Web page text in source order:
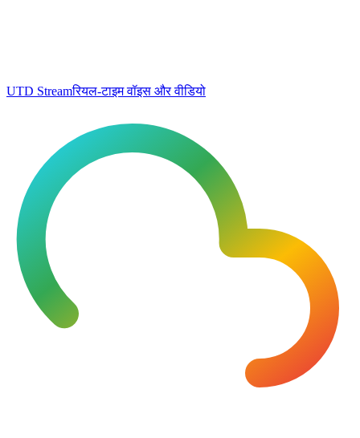
UTD Streamरियल-टाइम वॉइस और वीडियो